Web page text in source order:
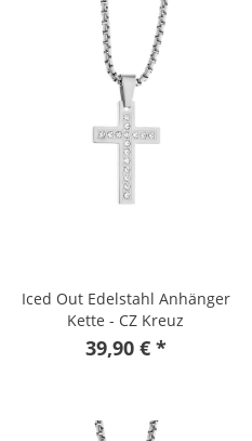
Iced Out Edelstahl Anhänger
Kette - CZ Kreuz
39,90 € *